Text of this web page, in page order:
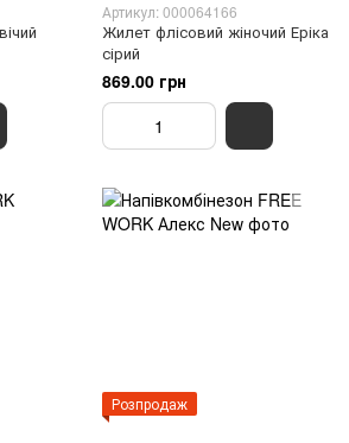
Артикул: 000064166
Жилет флісовий жіночий Еріка
сірий
869.00 грн
Розпродаж